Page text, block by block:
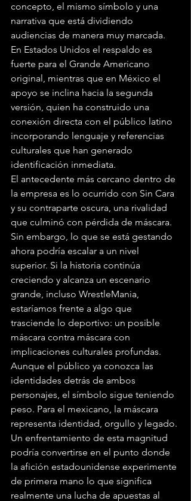
concepto, el mismo símbolo y una
narrativa que está dividiendo
audiencias de manera muy marcada.
En Estados Unidos el respaldo es
fuerte para el Grande Americano
original, mientras que en México el
apoyo se inclina hacia la segunda
versión, quien ha construido una
conexión directa con el público latino
incorporando lenguaje y referencias
culturales que han generado
identificación inmediata.
El antecedente más cercano dentro de
la empresa es lo ocurrido con Sin Cara
y su contraparte oscura, una rivalidad
que culminó con pérdida de máscara.
Sin embargo, lo que se está gestando
ahora podría escalar a un nivel
superior. Si la historia continúa
creciendo y alcanza un escenario
grande, incluso WrestleMania,
estaríamos frente a algo que
trasciende lo deportivo: un posible
máscara contra máscara con
implicaciones culturales profundas.
Aunque el público ya conozca las
identidades detrás de ambos
personajes, el símbolo sigue teniendo
peso. Para el mexicano, la máscara
representa identidad, orgullo y legado.
Un enfrentamiento de esta magnitud
podría convertirse en el punto donde
la afición estadounidense experimente
de primera mano lo que significa
realmente una lucha de apuestas al